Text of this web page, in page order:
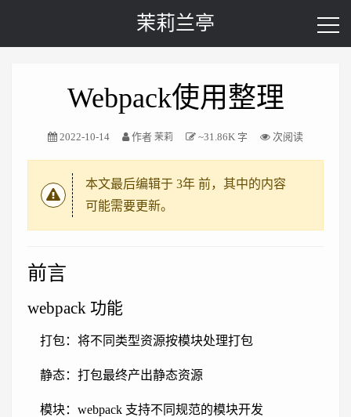
茉莉兰亭
Webpack使用整理
2022-10-14 作者 茉莉 ~31.86K 字 次阅读
本文最后编辑于 3年 前，其中的内容
可能需要更新。
前言
webpack 功能
打包：将不同类型资源按模块处理打包
静态：打包最终产出静态资源
模块：webpack 支持不同规范的模块开发